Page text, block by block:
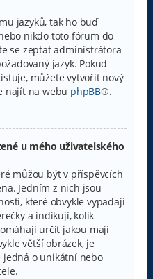
jazyků, tak ho buď
nikdo toto fórum do
se zeptat administrátora
jazyk. Pokud
můžete vytvořit nový
najít na webu phpBB®.
u mého uživatelského
můžou být v příspěvcích
Jedním z nich jsou
které obvykle vypadají
a indikují, kolik
určit jakou mají
větší obrázek, je
jedná o unikátní nebo